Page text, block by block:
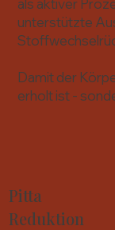
unterstützte
Damit der
erholt ist -
Pitta
Reduktion